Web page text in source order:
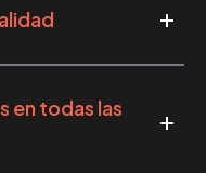
en todas las